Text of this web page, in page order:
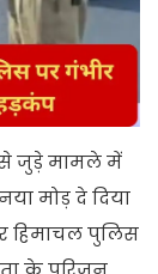
से जुड़े मामले में
मोड़ दे दिया
हिमाचल पुलिस